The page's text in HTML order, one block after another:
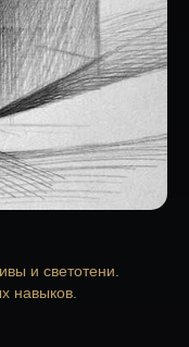
и светотени.
навыков.